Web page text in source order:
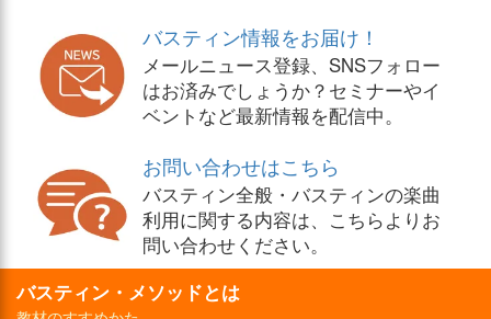
バスティン情報をお届け！
メールニュース登録、SNSフォロー
はお済みでしょうか？セミナーやイ
ベントなど最新情報を配信中。
お問い合わせはこちら
バスティン全般・バスティンの楽曲
利用に関する内容は、こちらよりお
問い合わせください。
バスティン・メソッドとは